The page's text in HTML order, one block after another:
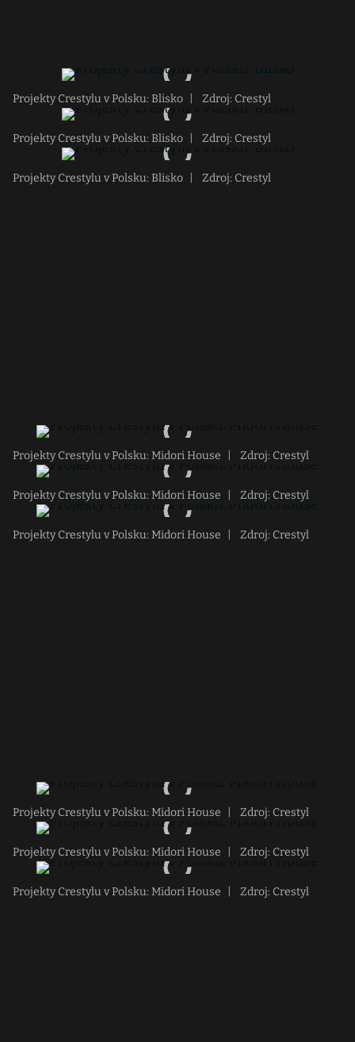
Projekty Crestylu v Polsku: Blisko Zdroj: Crestyl
Projekty Crestylu v Polsku: Blisko Zdroj: Crestyl
Projekty Crestylu v Polsku: Blisko Zdroj: Crestyl
Projekty Crestylu v Polsku: Midori House Zdroj: Crestyl
Projekty Crestylu v Polsku: Midori House Zdroj: Crestyl
Projekty Crestylu v Polsku: Midori House Zdroj: Crestyl
Projekty Crestylu v Polsku: Midori House Zdroj: Crestyl
Projekty Crestylu v Polsku: Midori House Zdroj: Crestyl
Projekty Crestylu v Polsku: Midori House Zdroj: Crestyl